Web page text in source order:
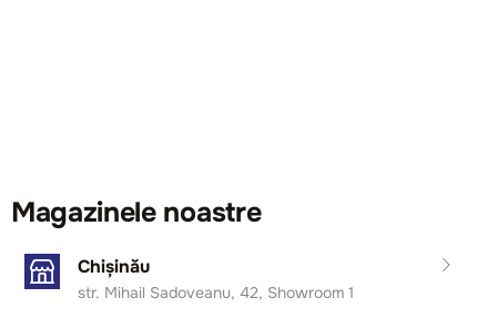
Magazinele noastre
Chișinău
str. Mihail Sadoveanu, 42, Showroom 1